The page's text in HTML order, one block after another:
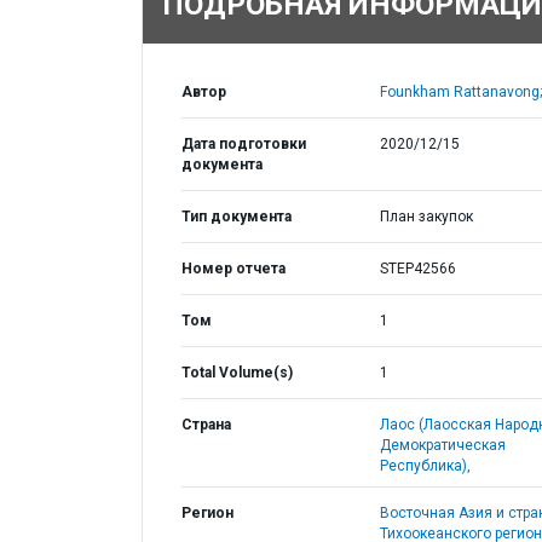
Автор Founkham Rattanavong;
Дата подготовки
документа
2020/12/15
Тип документа План закупок
Номер отчета STEP42566
Том 1
Total Volume(s) 1
Страна
Лаос (Лаосская
Демократическая
Республика),
Регион
Восточная Азия и
Тихоокеанского